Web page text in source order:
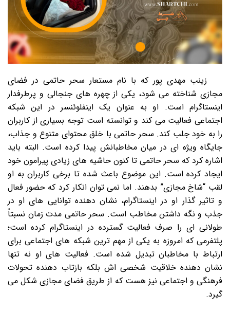
زینب مهدی پور که با نام مستعار سحر حاتمی در فضای
مجازی شناخته می شود، یکی از چهره های جنجالی و پرطرفدار
اینستاگرام است. او به عنوان یک اینفلوئنسر در این شبکه
اجتماعی فعالیت می کند و توانسته است توجه بسیاری از کاربران
را به خود جلب کند. سحر حاتمی با خلق محتوای متنوع و جذاب،
جایگاه ویژه ای در میان مخاطبانش پیدا کرده است. البته باید
اشاره کرد که سحر حاتمی تا کنون حاشیه های زیادی پیرامون خود
ایجاد کرده است. این موضوع باعث شده تا برخی کاربران به او
لقب “شاخ مجازی” بدهند. اما نمی توان انکار کرد که حضور فعال
و تاثیر گذار او در اینستاگرام، نشان دهنده توانایی های او در
جذب و نگه داشتن مخاطب است. سحر حاتمی مدت زمان نسبتاً
طولانی ای را صرف فعالیت گسترده در اینستاگرام کرده است؛
پلتفرمی که امروزه به یکی از مهم ترین شبکه های اجتماعی برای
ارتباط با مخاطبان تبدیل شده است. فعالیت های او نه تنها
نشان دهنده خلاقیت شخصی اش بلکه بازتاب دهنده تحولات
فرهنگی و اجتماعی نیز هست که از طریق فضای مجازی شکل می
گیرد.